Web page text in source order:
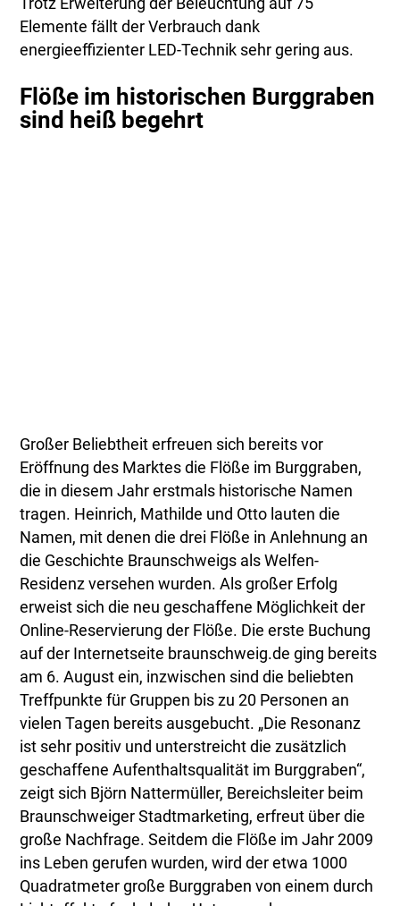
Elemente fällt der Verbrauch dank
energieeffizienter LED-Technik sehr gering aus.
Flöße im historischen Burggraben
sind heiß begehrt
Großer Beliebtheit erfreuen sich bereits vor
Eröffnung des Marktes die Flöße im Burggraben,
die in diesem Jahr erstmals historische Namen
tragen. Heinrich, Mathilde und Otto lauten die
Namen, mit denen die drei Flöße in Anlehnung an
die Geschichte Braunschweigs als Welfen-
Residenz versehen wurden. Als großer Erfolg
erweist sich die neu geschaffene Möglichkeit der
Online-Reservierung der Flöße. Die erste Buchung
auf der Internetseite braunschweig.de ging bereits
am 6. August ein, inzwischen sind die beliebten
Treffpunkte für Gruppen bis zu 20 Personen an
vielen Tagen bereits ausgebucht. „Die Resonanz
ist sehr positiv und unterstreicht die zusätzlich
geschaffene Aufenthaltsqualität im Burggraben“,
zeigt sich Björn Nattermüller, Bereichsleiter beim
Braunschweiger Stadtmarketing, erfreut über die
große Nachfrage. Seitdem die Flöße im Jahr 2009
ins Leben gerufen wurden, wird der etwa 1000
Quadratmeter große Burggraben von einem durch